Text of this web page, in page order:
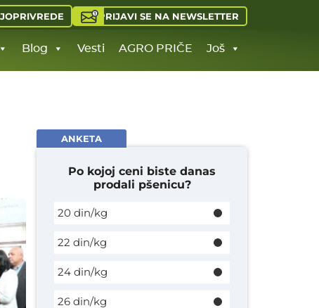
PRIJAVI SE NA NEWSLETTER
Blog Vesti AGRO PRIČE Još
ANKETA
Po kojoj ceni biste danas
prodali pšenicu?
20 din/kg
22 din/kg
24 din/kg
26 din/kg